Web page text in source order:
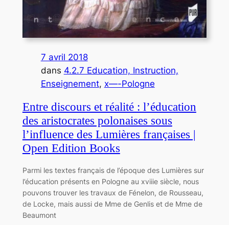
7 avril 2018
dans 4.2.7 Education, Instruction,
Enseignement, x—-Pologne
Entre discours et réalité : l’éducation
des aristocrates polonaises sous
l’influence des Lumières françaises |
Open Edition Books
Parmi les textes français de l’époque des Lumières sur
l’éducation présents en Pologne au xviiie siècle, nous
pouvons trouver les travaux de Fénelon, de Rousseau,
de Locke, mais aussi de Mme de Genlis et de Mme de
Beaumont